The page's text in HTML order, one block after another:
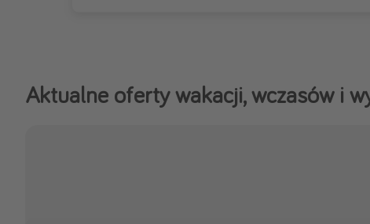
Aktualne oferty wakacji, wczasów i